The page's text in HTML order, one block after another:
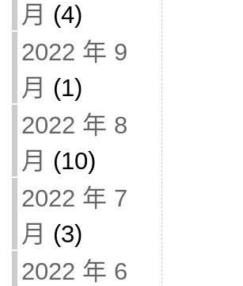
月 (4)
2022 年 9
月 (1)
2022 年 8
月 (10)
2022 年 7
月 (3)
2022 年 6